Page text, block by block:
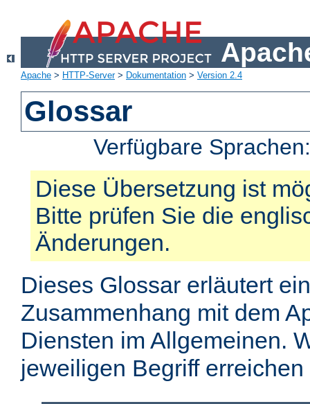
Apache > HTTP-Server> Dokumentation > Version 2.4
Glossar
Verfügbare
Diese Übersetzung ist
Bitte prüfen Sie die
Änderungen.
Dieses Glossar erläutert
Zusammenhang mit dem
Diensten im Allgemeinen.
jeweiligen Begriff